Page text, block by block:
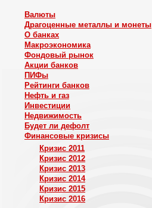
Валюты
Драгоценные металлы и монеты
О банках
Макроэкономика
Фондовый рынок
Акции банков
ПИФы
Рейтинги банков
Нефть и газ
Инвестиции
Недвижимость
Будет ли дефолт
Финансовые кризисы
Кризис 2011
Кризис 2012
Кризис 2013
Кризис 2014
Кризис 2015
Кризис 2016